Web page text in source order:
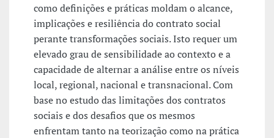
como definições e práticas moldam o alcance,
implicações e resiliência do contrato social
perante transformações sociais. Isto requer um
elevado grau de sensibilidade ao contexto e a
capacidade de alternar a análise entre os níveis
local, regional, nacional e transnacional. Com
base no estudo das limitações dos contratos
sociais e dos desafios que os mesmos
enfrentam tanto na teorização como na prática